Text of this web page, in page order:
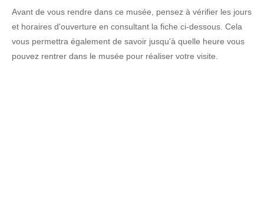
Avant de vous rendre dans ce musée, pensez à vérifier les jours
et horaires d'ouverture en consultant la fiche ci-dessous. Cela
vous permettra également de savoir jusqu'à quelle heure vous
pouvez rentrer dans le musée pour réaliser votre visite.